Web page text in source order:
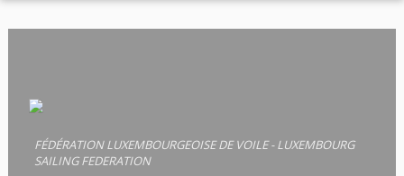
FÉDÉRATION LUXEMBOURGEOISE DE VOILE - LUXEMBOURG
SAILING FEDERATION